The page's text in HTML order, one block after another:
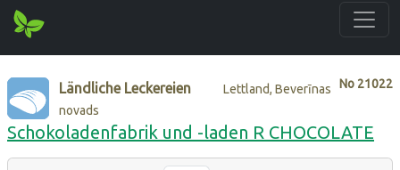
No 21022
Ländliche Leckereien
Lettland, Beverīnas
novads
Schokoladenfabrik und -laden R CHOCOLATE